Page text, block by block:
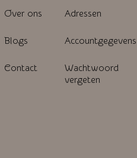
Over ons
Blogs
Contact
Adressen
Accountgegevens
Wachtwoord
vergeten